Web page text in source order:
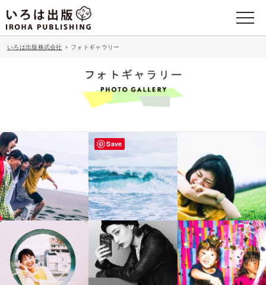
いろは出版株式会社 > フォトギャラリー
Save